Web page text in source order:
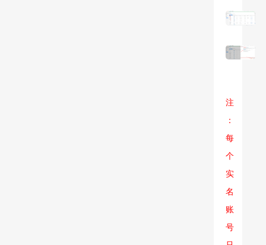
注
：
每
个
实
名
账
号